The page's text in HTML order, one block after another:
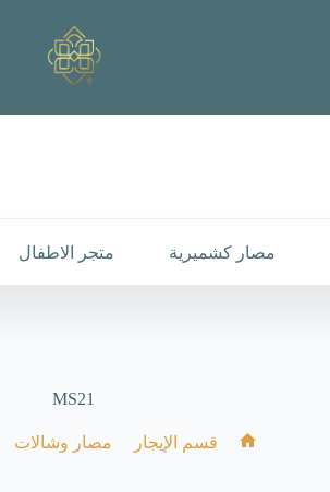
مصار كشميرية متجر الاطفال
MS21
قسم الإيجار مصار وشالات